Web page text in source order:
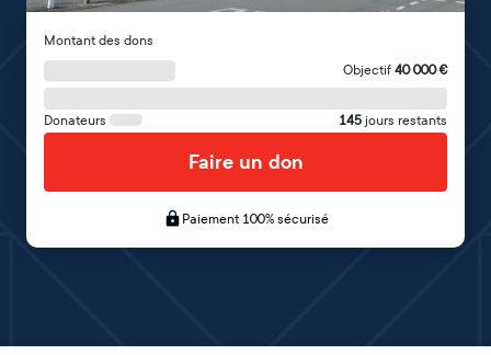
Montant des dons
Objectif 40 000€
Donateurs 145 jours restants
Faire un don
Paiement 100% sécurisé